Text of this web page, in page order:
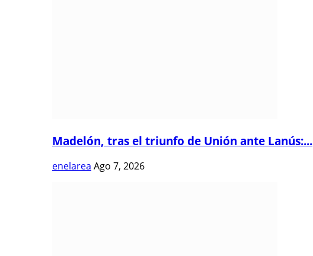
Madelón, tras el triunfo de Unión ante Lanús:...
enelarea Ago 7, 2026